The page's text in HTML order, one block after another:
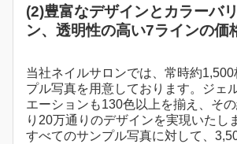
(2)豊富なデザインとカラーバ
ン、透明性の高い7ラインの価
当社ネイルサロンでは、常時約
プル写真を用意しております。ジェ
エーションも130色以上を揃え、そ
り20万通りのデザインを実現いたし
すべてのサンプル写真に対して、